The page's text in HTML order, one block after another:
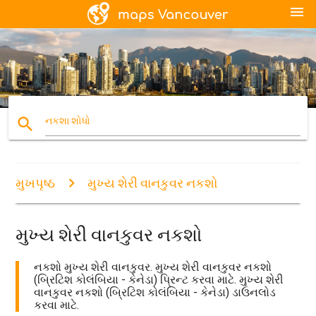
menu
search નકશા શોધો
મુખપૃષ્ઠ મુખ્ય શેરી વાનકુવર નકશો
મુખ્ય શેરી વાનકુવર નકશો
નકશો મુખ્ય શેરી વાનકુવર. મુખ્ય શેરી વાનકુવર નકશો
(બ્રિટિશ કોલંબિયા - કેનેડા) પ્રિન્ટ કરવા માટે. મુખ્ય શેરી
વાનકુવર નકશો (બ્રિટિશ કોલંબિયા - કેનેડા) ડાઉનલોડ
કરવા માટે.